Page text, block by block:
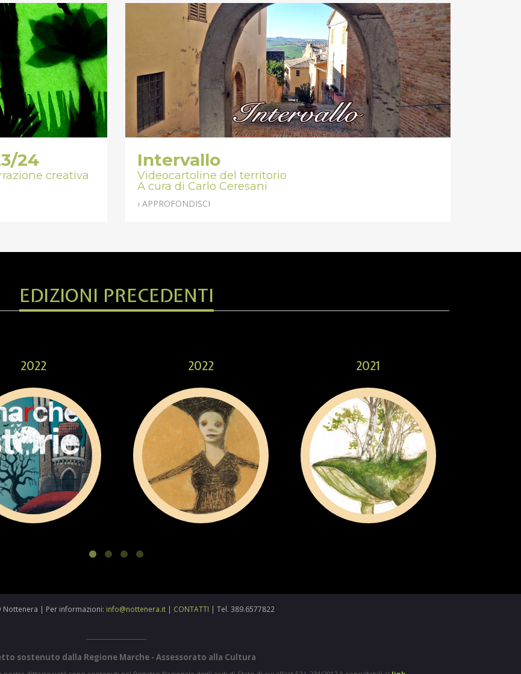
24
creativa
Intervallo
Videocartoline del territorio
A cura di Carlo Ceresani
› APPROFONDISCI
EDIZIONI PRECEDENTI
2022 2022 2021
| Per informazioni: info@nottenera.it| CONTATTI | Tel. 389.6577822
sostenuto dalla Regione Marche - Assessorato alla Cultura